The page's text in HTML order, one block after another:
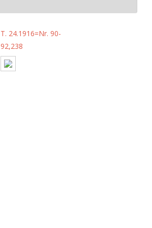
T. 24.1916=Nr. 90-
92,238